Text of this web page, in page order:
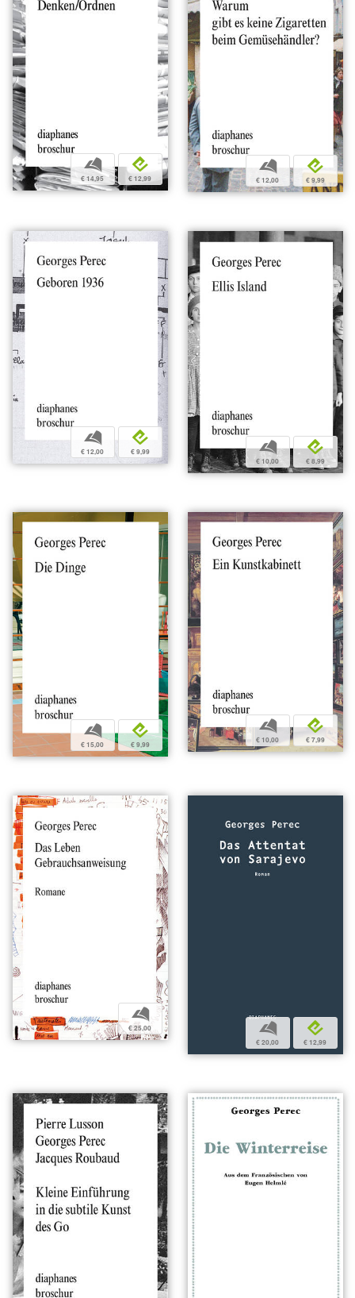
b
€ 14,95
e
€ 12,99
b
€ 12,00
e
€ 9,99
b
€ 12,00
e
€ 9,99 b
€ 10,00
e
€ 8,99
b
€ 15,00
e
€ 9,99
b
€ 10,00
e
€ 7,99
b
€ 25,00 b
€ 20,00
e
€ 12,99